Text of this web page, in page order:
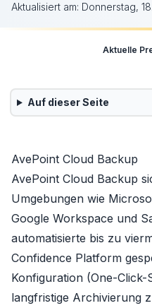
Aktualisiert am: Donnerstag,
Aktuelle
Auf dieser Seite
AvePoint Cloud Backup
AvePoint Cloud Backup
Umgebungen wie
Google Workspace und
automatisierte bis zu
Confidence Platform
Konfiguration (One-Click-
langfristige Archivierung